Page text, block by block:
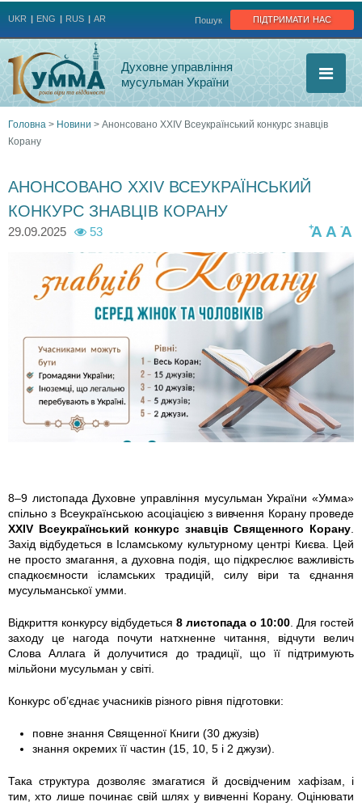
підтримати нас
Пошук
UKR ENG RUS AR
Духовне управління
мусульман України
Ви
тут
Головна > Новини > Анонсовано XXIV Всеукраїнський конкурс знавців
Корану
АНОНСОВАНО XXIV ВСЕУКРАЇНСЬКИЙ
КОНКУРС ЗНАВЦІВ КОРАНУ
29.09.2025 53 -A
A
+A
0
0
_
2
4
5
9
8–9 листопада Духовне управління мусульман України «Умма»
спільно з Всеукраїнською асоціацією з вивчення Корану проведе
XXIV Всеукраїнський конкурс знавців Священного Корану
Захід відбудеться в Ісламському культурному центрі Києва. Цей
не просто змагання, а духовна подія, що підкреслює важливість
спадкоємности ісламських традицій, силу віри та єднання
мусульманської умми.
Відкриття конкурсу відбудеться 8 листопада о 10:00 . Для гостей
заходу це нагода почути натхненне читання, відчути велич
Слова Аллага й долучитися до традиції, що її підтримують
мільйони мусульман у світі.
Конкурс об’єднає учасників різного рівня підготовки:
повне знання Священної Книги (30 джузів)
знання окремих її частин (15, 10, 5 і 2 джузи).
Така структура дозволяє змагатися й досвідченим хафізам, і
тим, хто лише починає свій шлях у вивченні Корану. Оцінювати